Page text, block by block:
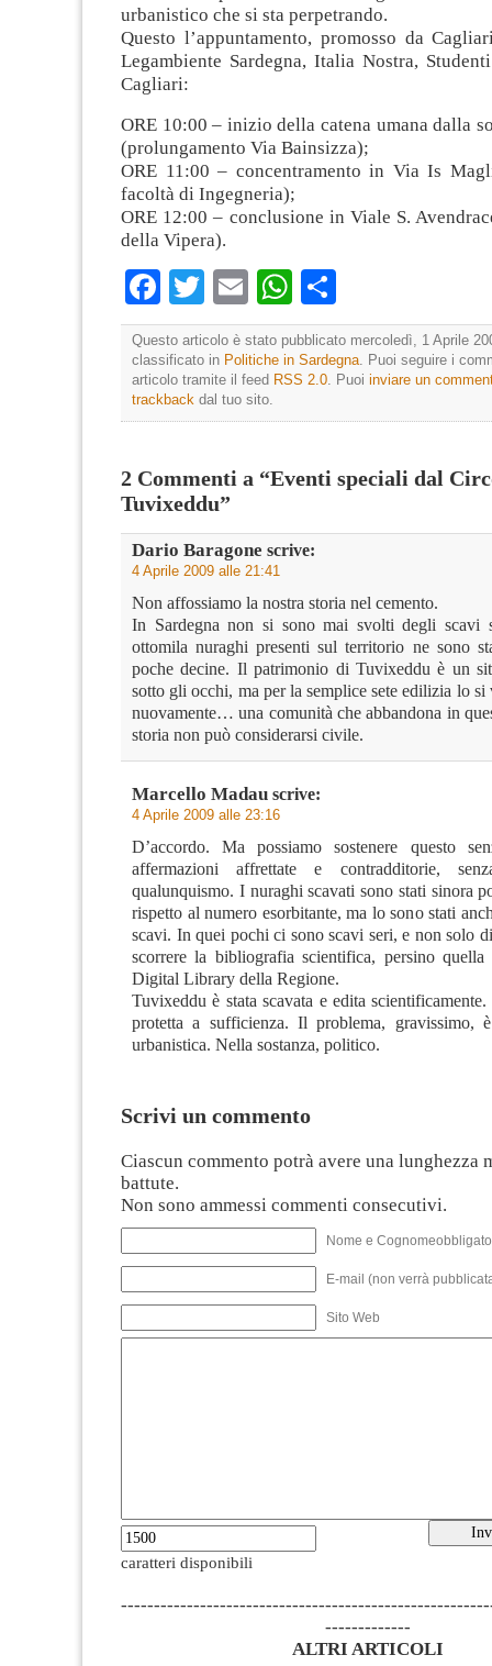
urbanistico che si sta perpetrando.
Questo l’appuntamento, promosso da
Legambiente Sardegna, Italia Nostra,
Cagliari:
ORE 10:00 – inizio della catena umana dalla
(prolungamento Via Bainsizza);
ORE 11:00 – concentramento in Via Is
facoltà di Ingegneria);
ORE 12:00 – conclusione in Viale S.
della Vipera).
Facebook
TwitterEmailWhatsApp
Questo articolo è stato pubblicato mercoledì, 1 Aprile
classificato in Politiche in Sardegna . Puoi seguire i
articolo tramite il feed RSS 2.0 . Puoi inviare un
trackback dal tuo sito.
2 Commenti a “Eventi speciali dal
Tuvixeddu”
Dario Baragone scrive:
4 Aprile 2009 alle 21:41
Non affossiamo la nostra storia nel cemento.
In Sardegna non si sono mai svolti degli scavi
ottomila nuraghi presenti sul territorio ne sono
poche decine. Il patrimonio di Tuvixeddu è un
sotto gli occhi, ma per la semplice sete edilizia lo si
nuovamente… una comunità che abbandona in
storia non può considerarsi civile.
Marcello Madau scrive:
4 Aprile 2009 alle 23:16
D’accordo. Ma possiamo sostenere questo
affermazioni affrettate e contradditorie,
qualunquismo. I nuraghi scavati sono stati sinora
rispetto al numero esorbitante, ma lo sono stati
scavi. In quei pochi ci sono scavi seri, e non solo
scorrere la bibliografia scientifica, persino quella
Digital Library della Regione.
Tuvixeddu è stata scavata e edita
protetta a sufficienza. Il problema, gravissimo,
urbanistica. Nella sostanza, politico.
Scrivi un commento
Ciascun commento potrà avere una lunghezza
battute.
Non sono ammessi commenti consecutivi.
Nome e
E-mail (non verrà
Sito Web
caratteri disponibili
-------------
ALTRI ARTICOLI